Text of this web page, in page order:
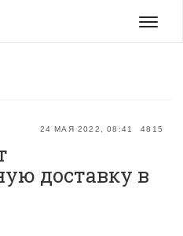
Меню
24 МАЯ 2022, 08:41 4815
доставку в